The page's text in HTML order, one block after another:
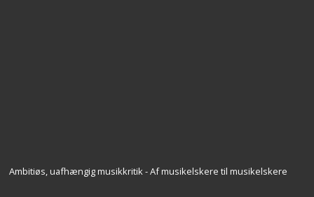
Ambitiøs, uafhængig musikkritik - Af musikelskere til musikelskere